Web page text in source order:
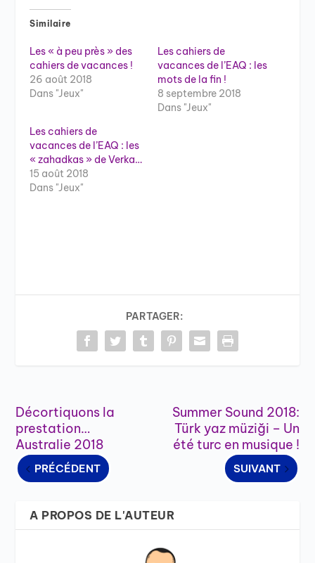
Similaire
Les « à peu près » des
cahiers de vacances !
26 août 2018
Dans "Jeux"
Les cahiers de
vacances de l’EAQ : les
mots de la fin !
8 septembre 2018
Dans "Jeux"
Les cahiers de
vacances de l’EAQ : les
« zahadkas » de Verka…
15 août 2018
Dans "Jeux"
PARTAGER:
Décortiquons la
prestation…
Australie 2018
PRÉCÉDENT
Summer Sound 2018:
Türk yaz müziği – Un
été turc en musique !
SUIVANT
A PROPOS DE L'AUTEUR